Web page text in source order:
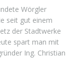
Wörgler
seit gut einem
der Stadtwerke
spart man mit
Ing. Christian